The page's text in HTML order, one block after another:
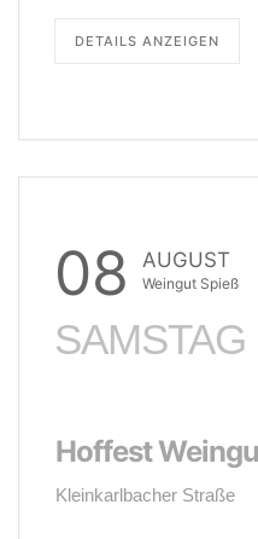
DETAILS ANZEIGEN
08 AUGUST
Weingut Spieß
SAMSTAG
Hoffest
Kleinkarlbacher Straße